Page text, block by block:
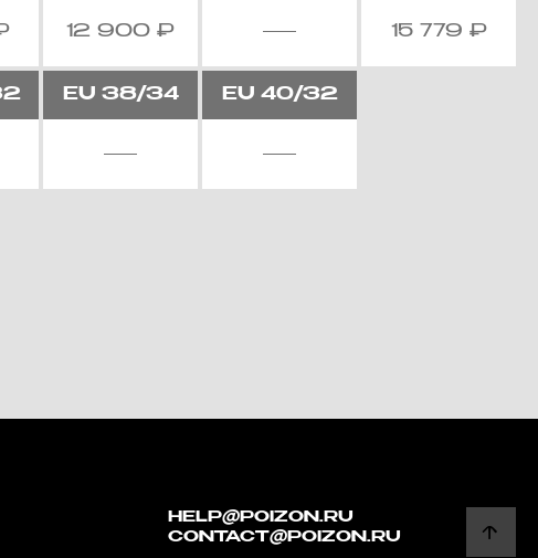
12 900₽ 15 779 ₽
EU 38/34 EU 40/32
HELP@POIZON.RU
CONTACT@POIZON.RU